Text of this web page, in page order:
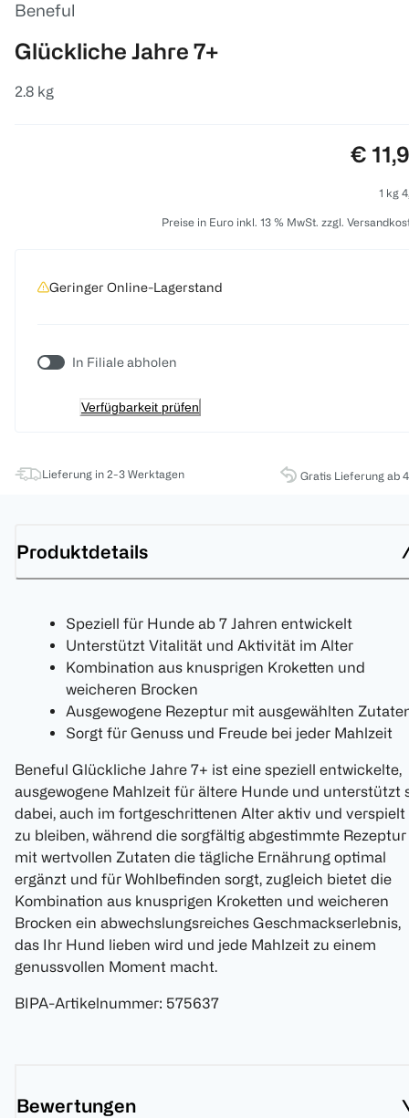
Beneful
Glückliche Jahre 7+
2.8 kg
Preis:
€
1 kg
Preise in Euro inkl. 13 % MwSt. zzgl.
Geringer Online-Lagerstand
In Filiale abholen
Verfügbarkeit prüfen
Lieferung in 2-3 Werktagen Gratis Lieferung ab
Produktdetails
Speziell für Hunde ab 7 Jahren entwickelt
Unterstützt Vitalität und Aktivität im Alter
Kombination aus knusprigen Kroketten und
weicheren Brocken
Ausgewogene Rezeptur mit ausgewählten
Sorgt für Genuss und Freude bei jeder Mahlzeit
Beneful Glückliche Jahre 7+ ist eine speziell entwickelte,
ausgewogene Mahlzeit für ältere Hunde und unterstützt
dabei, auch im fortgeschrittenen Alter aktiv und verspielt
zu bleiben, während die sorgfältig abgestimmte Rezeptur
mit wertvollen Zutaten die tägliche Ernährung optimal
ergänzt und für Wohlbefinden sorgt, zugleich bietet die
Kombination aus knusprigen Kroketten und weicheren
Brocken ein abwechslungsreiches Geschmackserlebnis,
das Ihr Hund lieben wird und jede Mahlzeit zu einem
genussvollen Moment macht.
BIPA-Artikelnummer: 575637
Bewertungen